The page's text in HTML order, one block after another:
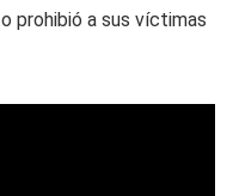
prohibió a sus víctimas